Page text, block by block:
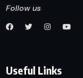
Follow us
Useful Links